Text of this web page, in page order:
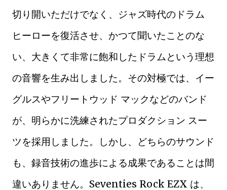
切り開いただけでなく、ジャズ時代のドラム
ヒーローを復活させ、かつて聞いたことのな
い、大きくて非常に飽和したドラムという理想
の音響を生み出しました。その対極では、イー
グルスやフリートウッド マックなどのバンド
が、明らかに洗練されたプロダクション スー
ツを採用しました。しかし、どちらのサウンド
も、録音技術の進歩による成果であることは間
違いありません。Seventies Rock EZX は、